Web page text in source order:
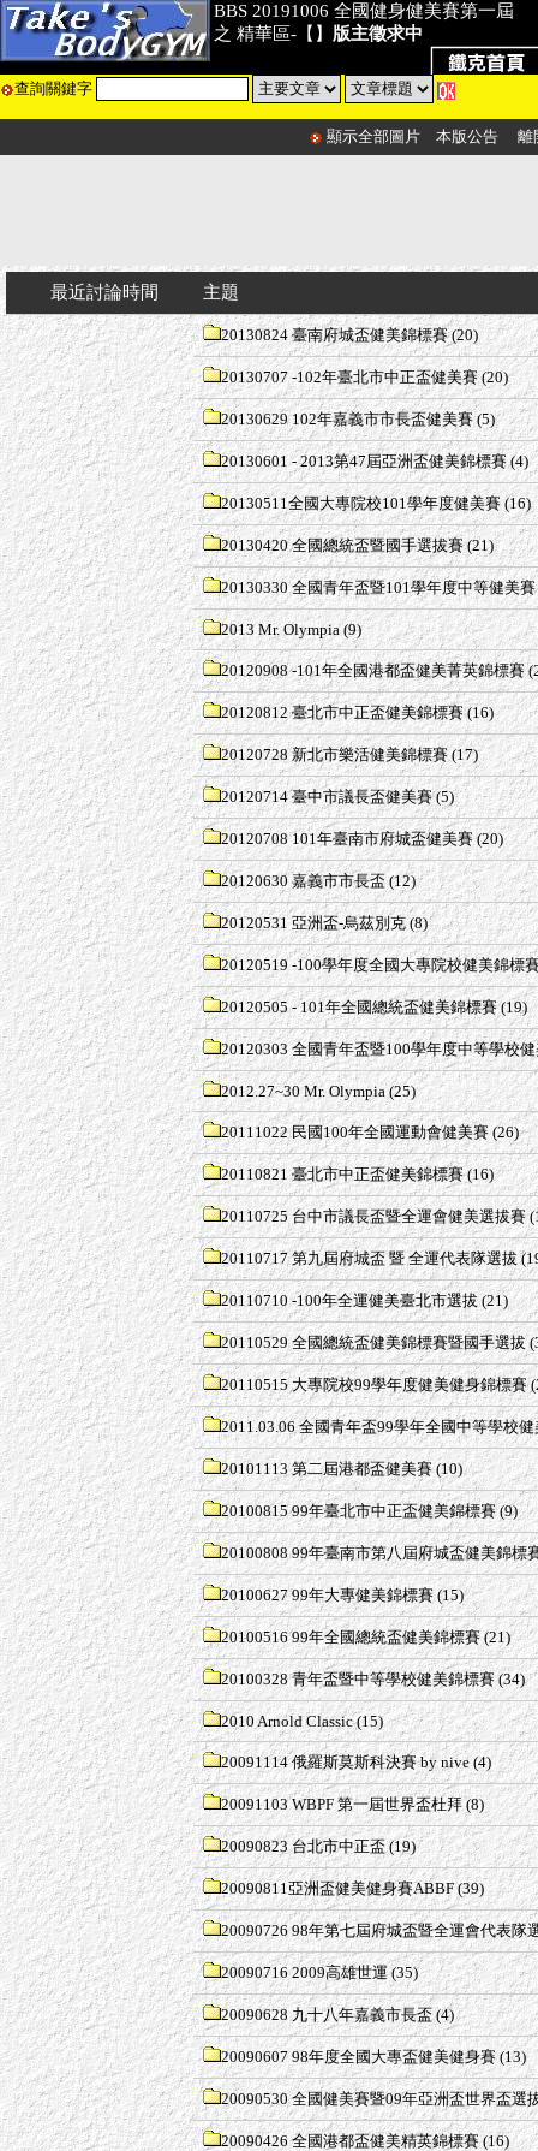
BBS 20191006 全國健身健美賽第一屆
之 精華區-【】 版主徵求中
查詢關鍵字
顯示全部圖片 本版公告 離
最近討論時間 主題
20130824 臺南府城盃健美錦標賽(20)
20130707 -102年臺北市中正盃健美賽(20)
20130629 102年嘉義市市長盃健美賽(5)
20130601 - 2013第47屆亞洲盃健美錦標賽(4)
20130511全國大專院校101學年度健美賽(16)
20130420 全國總統盃暨國手選拔賽(21)
20130330 全國青年盃暨101學年度中等健美賽
2013 Mr. Olympia(9)
20120908 -101年全國港都盃健美菁英錦標賽
20120812 臺北市中正盃健美錦標賽(16)
20120728 新北市樂活健美錦標賽(17)
20120714 臺中市議長盃健美賽(5)
20120708 101年臺南市府城盃健美賽(20)
20120630 嘉義市市長盃(12)
20120531 亞洲盃-烏茲別克(8)
20120519 -100學年度全國大專院校健美錦標
20120505 - 101年全國總統盃健美錦標賽(19)
20120303 全國青年盃暨100學年度中等學校
2012.27~30 Mr. Olympia(25)
20111022 民國100年全國運動會健美賽(26)
20110821 臺北市中正盃健美錦標賽(16)
20110725 台中市議長盃暨全運會健美選拔賽
20110717 第九屆府城盃 暨 全運代表隊選拔
20110710 -100年全運健美臺北市選拔(21)
20110529 全國總統盃健美錦標賽暨國手選拔
20110515 大專院校99學年度健美健身錦標賽
2011.03.06 全國青年盃99學年全國中等學校
20101113 第二屆港都盃健美賽(10)
20100815 99年臺北市中正盃健美錦標賽(9)
20100808 99年臺南市第八屆府城盃健美錦標
20100627 99年大專健美錦標賽(15)
20100516 99年全國總統盃健美錦標賽(21)
20100328 青年盃暨中等學校健美錦標賽(34)
2010 Arnold Classic(15)
20091114 俄羅斯莫斯科決賽 by nive(4)
20091103 WBPF 第一屆世界盃杜拜(8)
20090823 台北市中正盃(19)
20090811亞洲盃健美健身賽ABBF(39)
20090726 98年第七屆府城盃暨全運會代表隊
20090716 2009高雄世運(35)
20090628 九十八年嘉義市長盃(4)
20090607 98年度全國大專盃健美健身賽 (13)
20090530 全國健美賽暨09年亞洲盃世界盃選
20090426 全國港都盃健美精英錦標賽(16)